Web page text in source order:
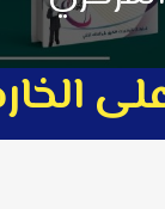
لى الخار